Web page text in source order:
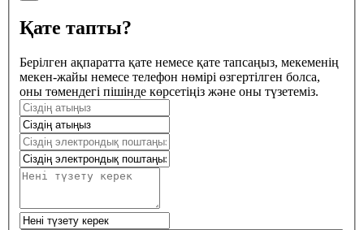
Қате тапты?
Берілген ақпаратта қате немесе қате тапсаңыз, мекеменің
мекен-жайы немесе телефон нөмірі өзгертілген болса,
оны төмендегі пішінде көрсетіңіз және оны түзетеміз.